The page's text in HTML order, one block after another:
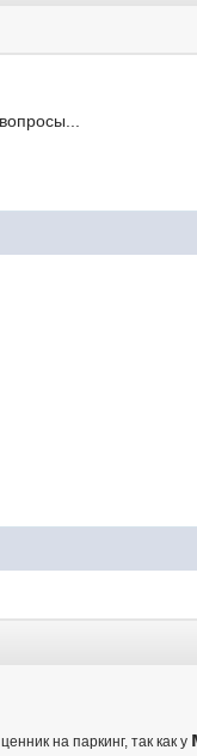
на паркинг, так как у